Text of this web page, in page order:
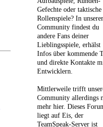
Gefechte oder taktische
Rollenspiele? In
Community findest du
andere Fans deiner
Lieblingsspiele, erhälst
Infos über kommende
und direkte Kontakte
Entwicklern.
Mittlerweile trifft
Community allerdings
mehr hier. Dieses
liegt auf Eis, der
TeamSpeak-Server ist